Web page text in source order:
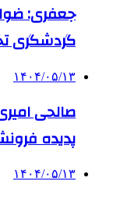
جعفری:
گردشگری
۱۴۰۴/۰۵/۱۳
صالحی
پدیده
۱۴۰۴/۰۵/۱۳